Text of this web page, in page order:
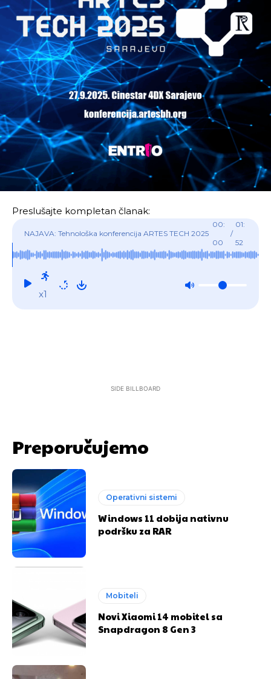
Preslušajte kompletan članak:
NAJAVA: Tehnološka konferencija ARTES TECH 2025
u Sarajevu, 27.9.2025.
00:
00
/
01:
52
x1
SIDE BILLBOARD
Preporučujemo
Operativni sistemi
Windows 11 dobija nativnu
podršku za RAR
Mobiteli
Novi Xiaomi 14 mobitel sa
Snapdragon 8 Gen 3